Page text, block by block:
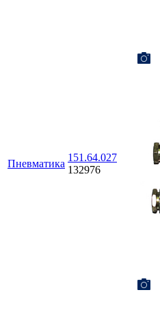
Пневматика
151.64.027
132976